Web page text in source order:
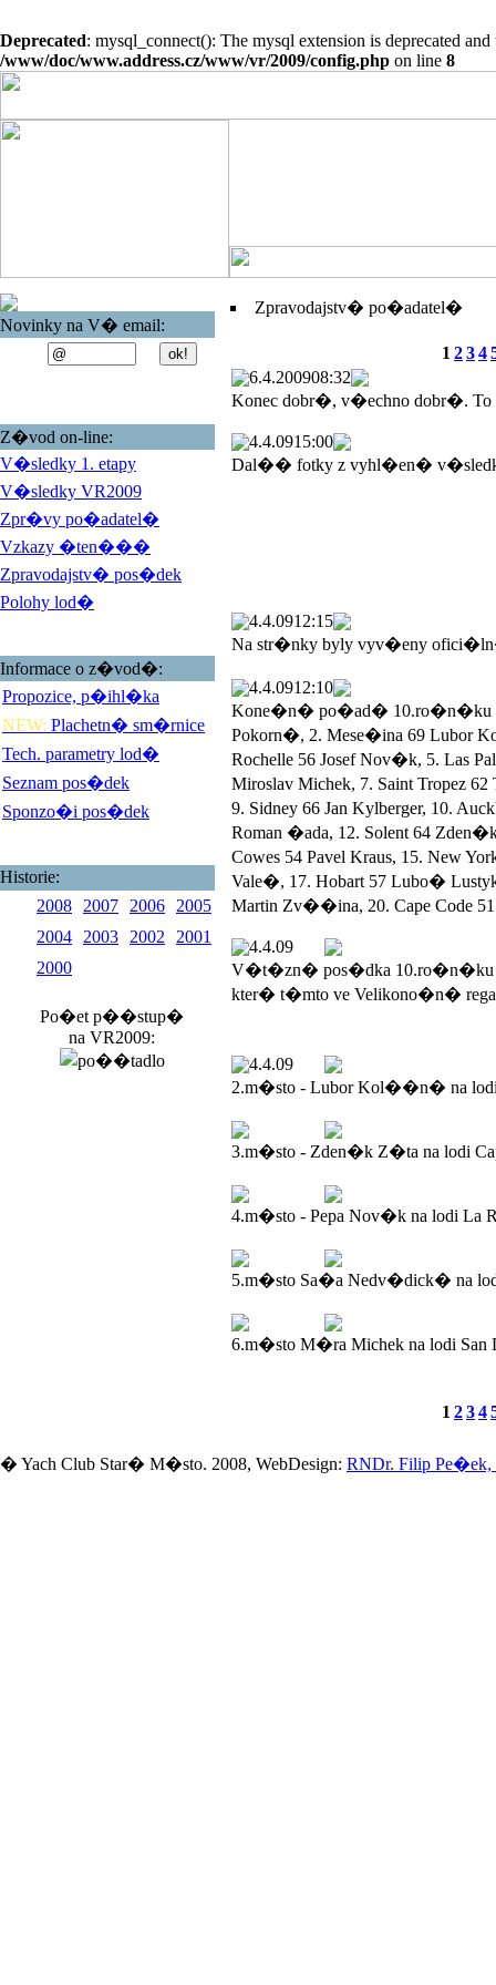
Deprecated: mysql_connect(): The mysql extension is deprecated
/www/doc/www.address.cz/www/vr/2009/config.php on line 8
Novinky na V� email:
Z�vod on-line:
V�sledky 1. etapy
V�sledky VR2009
Zpr�vy po�adatel�
Vzkazy �ten���
Zpravodajstv� pos�dek
Polohy lod�
Informace o z�vod�:
Propozice, p�ihl�ka
NEW: Plachetn� sm�rnice
Tech. parametry lod�
Seznam pos�dek
Sponzo�i pos�dek
Historie:
2008
2007 2006
2005
2004
2003 2002
2001
2000
Po�et p��stup�
na VR2009:
Zpravodajstv� po�adatel�
1 234
6.4.200908:32
Konec dobr�, v�echno dobr�.
4.4.0915:00
Dal�� fotky z vyhl�en�
4.4.0912:15
Na str�nky byly vyv�eny
4.4.0912:10
Kone�n� po�ad� 10.ro�n�ku
Pokorn�, 2. Mese�ina 69 Lubor
Rochelle 56 Josef Nov�k, 5. Las
Miroslav Michek, 7. Saint Tropez
9. Sidney 66 Jan Kylberger, 10.
Roman �ada, 12. Solent 64
Cowes 54 Pavel Kraus, 15. New
Vale�, 17. Hobart 57 Lubo�
Martin Zv��ina, 20. Cape Code 51
4.4.09
V�t�zn� pos�dka 10.ro�n�ku
kter� t�mto ve Velikono�n�
4.4.09
2.m�sto - Lubor Kol��n� na
3.m�sto - Zden�k Z�ta na lodi
4.m�sto - Pepa Nov�k na lodi La
5.m�sto Sa�a Nedv�dick� na
6.m�sto M�ra Michek na lodi San
1 234
� Yach Club Star� M�sto. 2008, WebDesign: RNDr. Filip Pe�ek,